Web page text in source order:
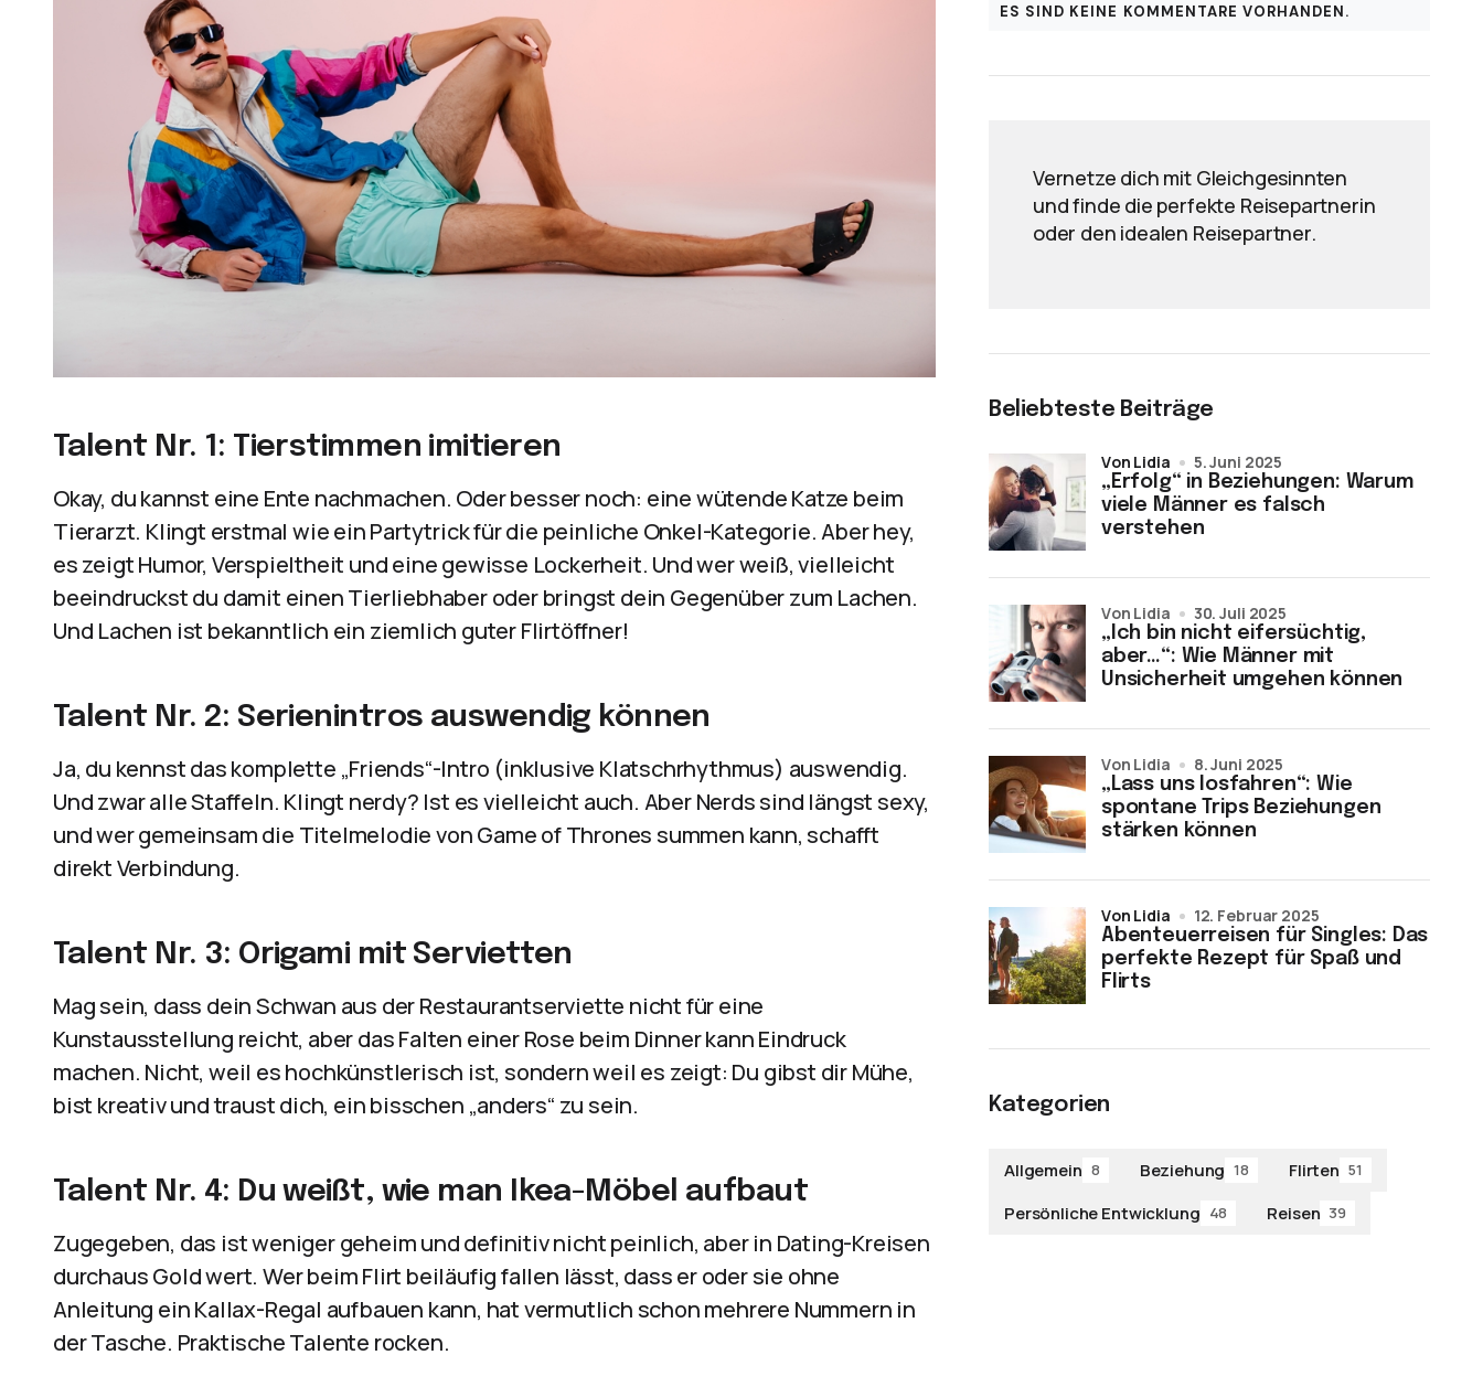
Talent Nr. 1: Tierstimmen imitieren
Okay, du kannst eine Ente nachmachen. Oder besser noch: eine wütende Katze beim
Tierarzt. Klingt erstmal wie ein Partytrick für die peinliche Onkel-Kategorie. Aber hey,
es zeigt Humor, Verspieltheit und eine gewisse Lockerheit. Und wer weiß, vielleicht
beeindruckst du damit einen Tierliebhaber oder bringst dein Gegenüber zum Lachen.
Und Lachen ist bekanntlich ein ziemlich guter Flirtöffner!
Talent Nr. 2: Serienintros auswendig können
Ja, du kennst das komplette „Friends“-Intro (inklusive Klatschrhythmus) auswendig.
Und zwar alle Staffeln. Klingt nerdy? Ist es vielleicht auch. Aber Nerds sind längst sexy,
und wer gemeinsam die Titelmelodie von Game of Thrones summen kann, schafft
direkt Verbindung.
Talent Nr. 3: Origami mit Servietten
Mag sein, dass dein Schwan aus der Restaurantserviette nicht für eine
Kunstausstellung reicht, aber das Falten einer Rose beim Dinner kann Eindruck
machen. Nicht, weil es hochkünstlerisch ist, sondern weil es zeigt: Du gibst dir Mühe,
bist kreativ und traust dich, ein bisschen „anders“ zu sein.
Talent Nr. 4: Du weißt, wie man Ikea-Möbel aufbaut
Zugegeben, das ist weniger geheim und definitiv nicht peinlich, aber in Dating-Kreisen
durchaus Gold wert. Wer beim Flirt beiläufig fallen lässt, dass er oder sie ohne
Anleitung ein Kallax-Regal aufbauen kann, hat vermutlich schon mehrere Nummern in
der Tasche. Praktische Talente rocken.
ES SIND KEINE KOMMENTARE VORHANDEN.
Vernetze dich mit Gleichgesinnten
und finde die perfekte Reisepartnerin
oder den idealen Reisepartner.
Beliebteste Beiträge
„Erfolg“ in Beziehungen: Warum
viele Männer es falsch
verstehen
von Lidia 5. Juni 2025
„Ich bin nicht eifersüchtig,
aber…“: Wie Männer mit
Unsicherheit umgehen können
von Lidia 30. Juli 2025
„Lass uns losfahren“: Wie
spontane Trips Beziehungen
stärken können
von Lidia 8. Juni 2025
Abenteuerreisen für Singles: Das
perfekte Rezept für Spaß und
Flirts
von Lidia 12. Februar 2025
Kategorien
Allgemein 8 Beziehung 18 Flirten 51
Persönliche Entwicklung 48 Reisen 39